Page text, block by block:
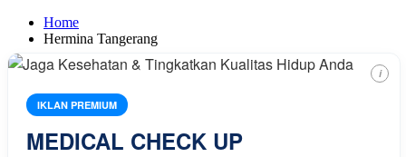
Home
Hermina Tangerang
IKLAN PREMIUM
MEDICAL CHECK UP
i